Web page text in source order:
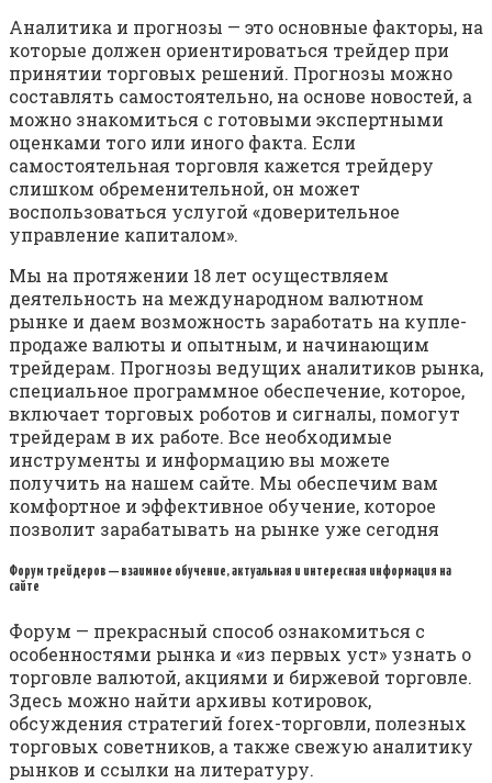
Аналитика и прогнозы — это основные факторы, на
которые должен ориентироваться трейдер при
принятии торговых решений. Прогнозы можно
составлять самостоятельно, на основе новостей, а
можно знакомиться с готовыми экспертными
оценками того или иного факта. Если
самостоятельная торговля кажется трейдеру
слишком обременительной, он может
воспользоваться услугой «доверительное
управление капиталом».
Мы на протяжении 18 лет осуществляем
деятельность на международном валютном
рынке и даем возможность заработать на купле-
продаже валюты и опытным, и начинающим
трейдерам. Прогнозы ведущих аналитиков рынка,
специальное программное обеспечение, которое,
включает торговых роботов и сигналы, помогут
трейдерам в их работе. Все необходимые
инструменты и информацию вы можете
получить на нашем сайте. Мы обеспечим вам
комфортное и эффективное обучение, которое
позволит зарабатывать на рынке уже сегодня
Форум трейдеров — взаимное обучение, актуальная и интересная информация на
сайте
Форум — прекрасный способ ознакомиться с
особенностями рынка и «из первых уст» узнать о
торговле валютой, акциями и биржевой торговле.
Здесь можно найти архивы котировок,
обсуждения стратегий forex-торговли, полезных
торговых советников, а также свежую аналитику
рынков и ссылки на литературу.